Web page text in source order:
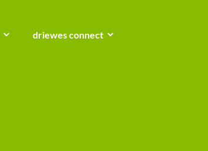
driewes connect